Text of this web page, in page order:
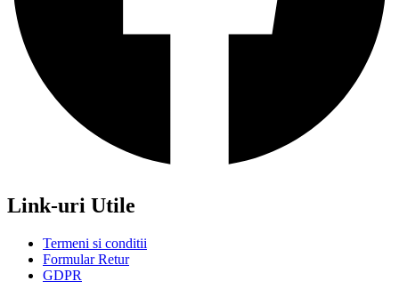
Link-uri Utile
Termeni si conditii
Formular Retur
GDPR